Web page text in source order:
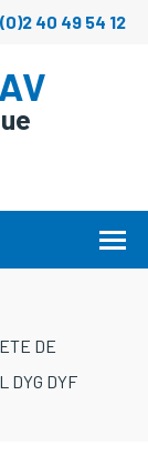
40 49 54 12
DE
DYG DYF